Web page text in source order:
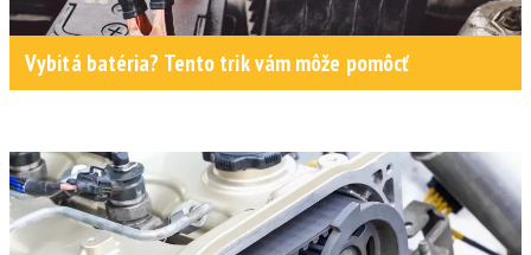
Vybitá batéria? Tento trik vám môže pomôcť